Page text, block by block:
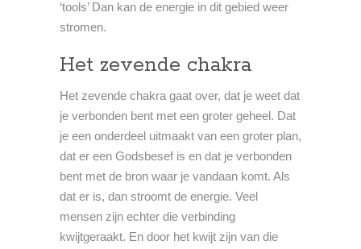
‘tools’ Dan kan de energie in dit gebied weer
stromen.
Het zevende chakra
Het zevende chakra gaat over, dat je weet dat
je verbonden bent met een groter geheel. Dat
je een onderdeel uitmaakt van een groter plan,
dat er een Godsbesef is en dat je verbonden
bent met de bron waar je vandaan komt. Als
dat er is, dan stroomt de energie. Veel
mensen zijn echter die verbinding
kwijtgeraakt. En door het kwijt zijn van die